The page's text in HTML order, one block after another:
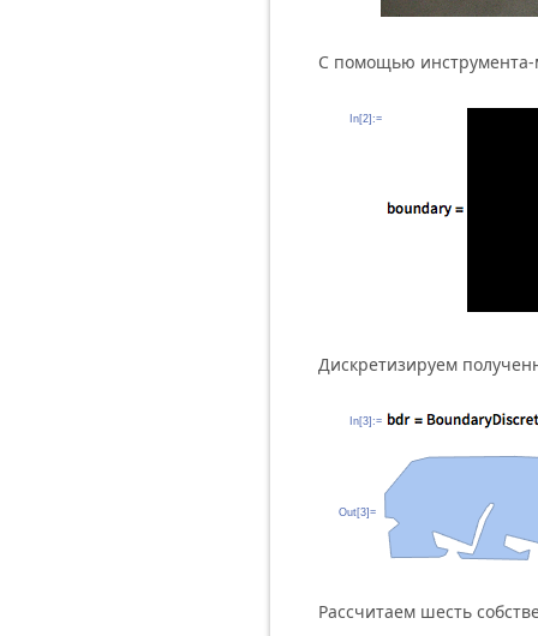
С помощью инструмента-
In[2]:=
Дискретизируем
In[3]:=
Out[3]=
Рассчитаем шесть